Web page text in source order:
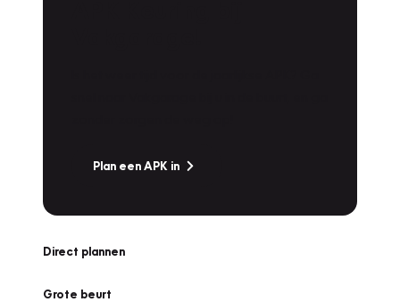
Plan een APK in
Direct plannen
Grote beurt